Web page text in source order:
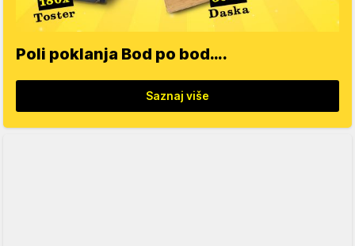
Poli poklanja Bod po bod….
Saznaj više